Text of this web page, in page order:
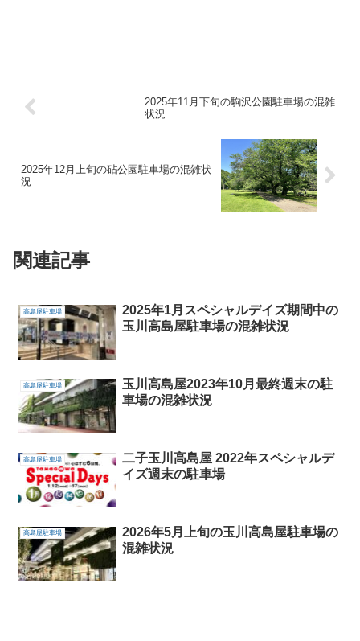
2025年11月下旬の駒沢公園駐車場の混雑
状況
2025年12月上旬の砧公園駐車場の混雑状
況
関連記事
高島屋駐車場
2025年1月スペシャルデイズ期間中の
玉川高島屋駐車場の混雑状況
高島屋駐車場
玉川高島屋2023年10月最終週末の駐
車場の混雑状況
高島屋駐車場
二子玉川高島屋 2022年スペシャルデ
イズ週末の駐車場
高島屋駐車場
2026年5月上旬の玉川高島屋駐車場の
混雑状況